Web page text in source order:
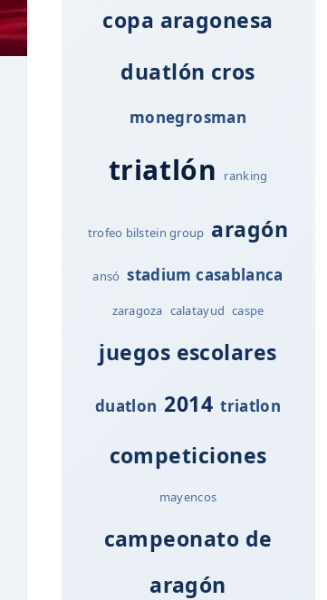
copa aragonesa
duatlón cros
monegrosman
triatlón ranking
trofeo bilstein group aragón
ansó stadium casablanca
zaragoza calatayud caspe
juegos escolares
duatlon 2014 triatlon
competiciones
mayencos
campeonato de
aragón